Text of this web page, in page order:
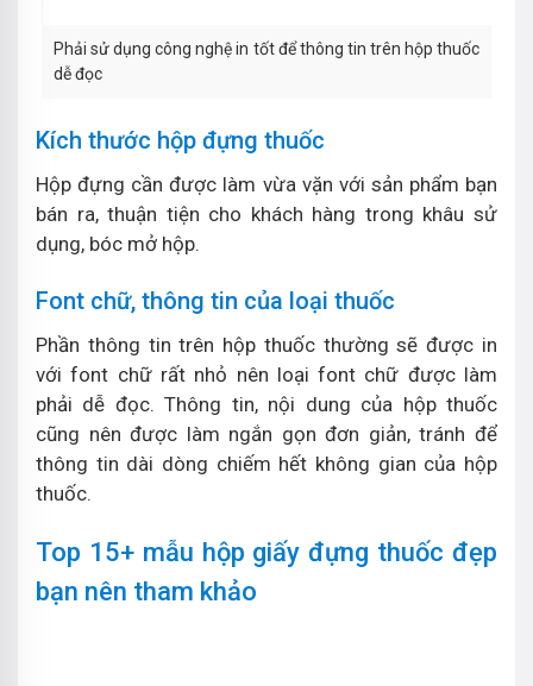
Phải sử dụng công nghệ in tốt để thông tin trên hộp thuốc
dễ đọc
Kích thước hộp đựng thuốc
Hộp đựng cần được làm vừa vặn với sản phẩm bạn
bán ra, thuận tiện cho khách hàng trong khâu sử
dụng, bóc mở hộp.
Font chữ, thông tin của loại thuốc
Phần thông tin trên hộp thuốc thường sẽ được in
với font chữ rất nhỏ nên loại font chữ được làm
phải dễ đọc. Thông tin, nội dung của hộp thuốc
cũng nên được làm ngắn gọn đơn giản, tránh để
thông tin dài dòng chiếm hết không gian của hộp
thuốc.
Top 15+ mẫu hộp giấy đựng thuốc đẹp
bạn nên tham khảo